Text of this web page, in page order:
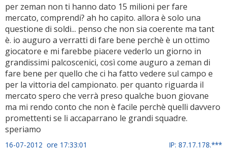
per zeman non ti hanno dato 15 milioni per fare
mercato, comprendi? ah ho capito. allora è solo una
questione di soldi... penso che non sia coerente ma tant
è. io auguro a verratti di fare bene perchè è un ottimo
giocatore e mi farebbe piacere vederlo un giorno in
grandissimi palcoscenici, così come auguro a zeman di
fare bene per quello che ci ha fatto vedere sul campo e
per la vittoria del campionato. per quanto riguarda il
mercato spero che verrà preso qualche buon giovane
ma mi rendo conto che non è facile perchè quelli davvero
promettenti se li accaparrano le grandi squadre.
speriamo
16-07-2012 ore 17:33:01 IP: 87.17.178.***